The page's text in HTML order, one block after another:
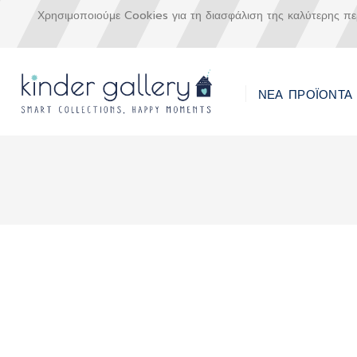
Χρησιμοποιούμε Cookies για τη διασφάλιση της καλύτερης
ΝΕΑ ΠΡΟΪΟΝΤΑ